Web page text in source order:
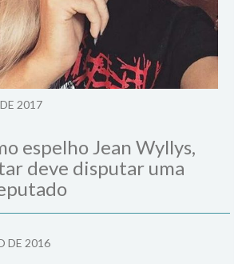
2017
espelho Jean Wyllys,
deve disputar uma
DE 2016